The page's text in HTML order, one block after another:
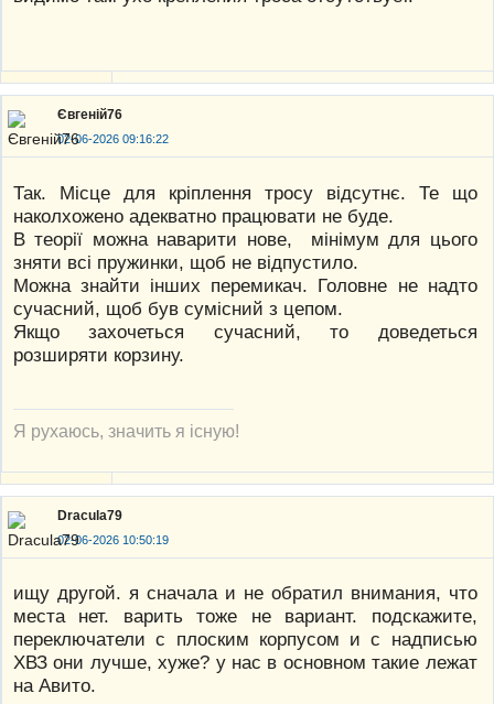
Євгеній76
02-06-2026 09:16:22
Так. Місце для кріплення тросу відсутнє. Те що
наколхожено адекватно працювати не буде.
В теорії можна наварити нове, мінімум для цього
зняти всі пружинки, щоб не відпустило.
Можна знайти інших перемикач. Головне не надто
сучасний, щоб був сумісний з цепом.
Якщо захочеться сучасний, то доведеться
розширяти корзину.
Я рухаюсь, значить я існую!
Dracula79
02-06-2026 10:50:19
ищу другой. я сначала и не обратил внимания, что
места нет. варить тоже не вариант. подскажите,
переключатели с плоским корпусом и с надписью
ХВЗ они лучше, хуже? у нас в основном такие лежат
на Авито.